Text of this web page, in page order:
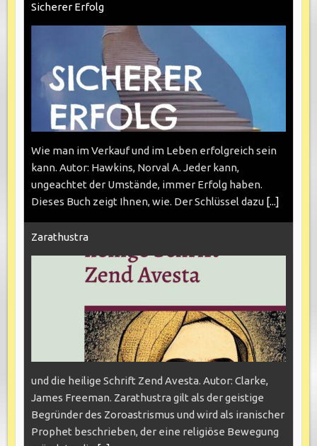
Sicherer Erfolg
Wie man im Verkauf und im Leben erfolgreich sein
kann. Autor: Hawkins, Norval A. Jeder kann,
ungeachtet der Umstände, immer Erfolg haben.
Dieses Buch zeigt Ihnen, wie. Der Schlüssel dazu [...]
Zarathustra
und die heilige Schrift Zend Avesta. Autor: Clarke,
James Freeman. Zarathustra gilt als der geistige
Begründer des Zoroastrismus und wird als iranischer
Prophet beschrieben, der eine religiöse Bewegung